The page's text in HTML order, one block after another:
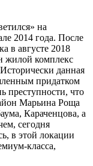
на
2014 года. После
в августе 2018
жилой комплекс
данная
придатком
преступности, что
Марьина Роща
Караченцова, а
сегодня
в этой локации
класса,